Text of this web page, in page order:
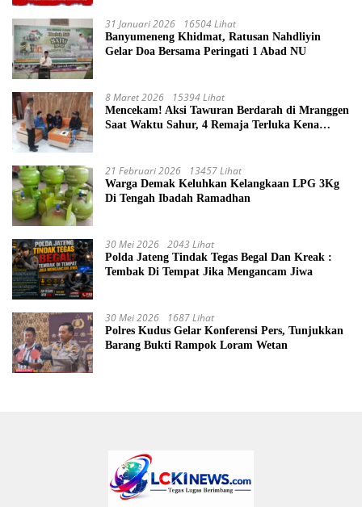
Masyarakat
31 Januari 2026 16504 Lihat
Banyumeneng Khidmat, Ratusan Nahdliyin
Gelar Doa Bersama Peringati 1 Abad NU
8 Maret 2026 15394 Lihat
Mencekam! Aksi Tawuran Berdarah di Mranggen
Saat Waktu Sahur, 4 Remaja Terluka Kena
21 Februari 2026 13457 Lihat
Warga Demak Keluhkan Kelangkaan LPG 3Kg
Di Tengah Ibadah Ramadhan
30 Mei 2026 2043 Lihat
Polda Jateng Tindak Tegas Begal Dan Kreak :
Tembak Di Tempat Jika Mengancam Jiwa
30 Mei 2026 1687 Lihat
Polres Kudus Gelar Konferensi Pers, Tunjukkan
Barang Bukti Rampok Loram Wetan